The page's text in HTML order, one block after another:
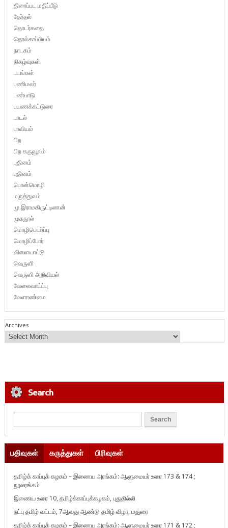
திரைப்பட மதிப்பீடு
தேர்தல்
தொடர்கதை
தொல்காப்பியம்
நாடகம்
நிகழ்வுகள்
படங்கள்
பணிமலர்
பண்பாடு
பயணக்கட்டுரை
பாடல்
பாவியம்
பிற
பிற கருவூலம்
புதினம்
புதினம்
பொன்மொழி
மருத்துவம்
மு.இராமகிருட்டிணன்
முகநூல்
மொழிபெயர்ப்பு
மொழிப்போர்
விளையாட்டு
வெருளி
வெருளி அறிவியல்
வேலைவாய்ப்பு
வேளாண்மை
Archives
Search
பதிவுகள் கருத்துகள் பிரிவுகள்
தமிழ்க் காப்புக் கழகம் – இணைய அரங்கம்: ஆளுமையர் உரை 173 & 174 ;
நூலரங்கம்
இணைய உரை 10, தமிழ்க்காப்புக்கழகம், புதுதில்லி
நட்பு தமிழ் வட்டம், 7ஆவது ஆண்டு தமிழ் விழா, மதுரை
தமிழ்க் காப்புக் கழகம் – இணைய அரங்கம்: ஆளுமையர் உரை 171 & 172 ;